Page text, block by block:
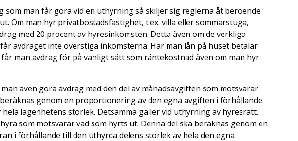
som man får göra vid en uthyrning så skiljer sig reglerna åt beroende
Om man hyr privatbostadsfastighet, t.ex. villa eller sommarstuga,
med 20 procent av hyresinkomsten. Detta även om de verkliga
avdraget inte överstiga inkomsterna. Har man lån på huset betalar
man avdrag för på vanligt sätt som räntekostnad även om man hyr
även göra avdrag med den del av månadsavgiften som motsvarar
genom en proportionering av den egna avgiften i förhållande
lägenhetens storlek. Detsamma gäller vid uthyrning av hyresrätt.
som motsvarar vad som hyrts ut. Denna del ska beräknas genom en
i förhållande till den uthyrda delens storlek av hela den egna